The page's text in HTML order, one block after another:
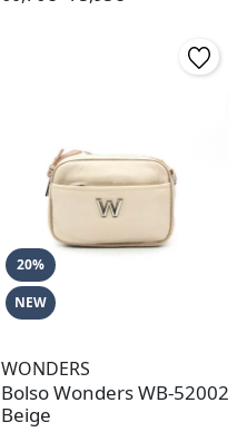
20%
NEW
WONDERS
Bolso Wonders WB-52002
Beige